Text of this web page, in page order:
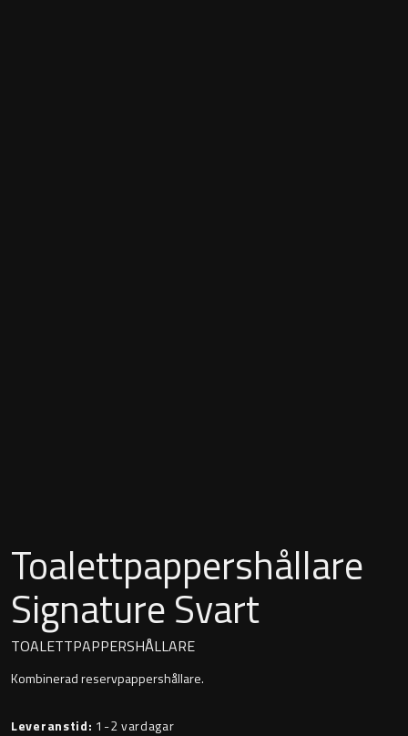
Handfat med piedestal
Stockholm
Toalettpappershållare
Signature Svart
TOALETTPAPPERSHÅLLARE
Kombinerad reservpappershållare.
Leveranstid: 1-2 vardagar